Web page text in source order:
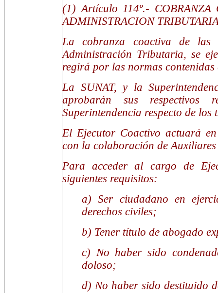
(1) Artículo 114º.-
ADMINISTRACION
La cobranza coactiva de
Administración Tributaria, se
regirá por las normas contenidas
La SUNAT, y la
aprobarán sus respectivos
Superintendencia respecto de
El Ejecutor Coactivo actuará
con la colaboración de
Para acceder al cargo de
siguientes requisitos:
a) Ser ciudadano en
derechos civiles;
b) Tener título de abogado
c) No haber sido
doloso;
d) No haber sido destituido